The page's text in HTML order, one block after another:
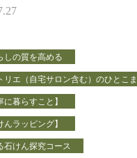
取り 滋養強壮効果が
しの質を高める
リエ（自宅サロン含む）のひとこ
に暮らすこと】
んラッピング】
石けん探究コース